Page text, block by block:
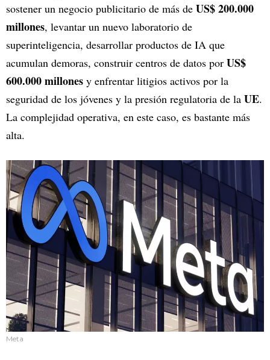
sostener un negocio publicitario de más de US$ 200.000
millones, levantar un nuevo laboratorio de
superinteligencia, desarrollar productos de IA que
acumulan demoras, construir centros de datos por US$
600.000 millones y enfrentar litigios activos por la
seguridad de los jóvenes y la presión regulatoria de la UE.
La complejidad operativa, en este caso, es bastante más
alta.
Meta